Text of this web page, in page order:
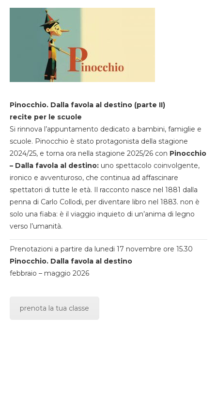
Pinocchio. Dalla favola al destino (parte II)
recite per le scuole
Si rinnova l’appuntamento dedicato a bambini, famiglie e
scuole. Pinocchio è stato protagonista della stagione
2024/25, e torna ora nella stagione 2025/26 con Pinocchio
– Dalla favola al destino: uno spettacolo coinvolgente,
ironico e avventuroso, che continua ad affascinare
spettatori di tutte le età. Il racconto nasce nel 1881 dalla
penna di Carlo Collodi, per diventare libro nel 1883. non è
solo una fiaba: è il viaggio inquieto di un’anima di legno
verso l’umanità.
Prenotazioni a partire da lunedi 17 novembre ore 15.30
Pinocchio. Dalla favola al destino
febbraio – maggio 2026
prenota la tua classe